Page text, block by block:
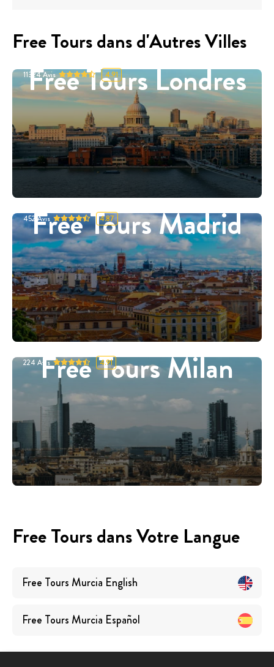
Free Tours dans d'Autres Villes
Free Tours Londres
11324Avis 4.91
Free Tours Madrid
452 Avis 4.87
Free Tours Milan
224 Avis 4.91
Free Tours dans Votre Langue
Free Tours Murcia English
Free Tours Murcia Español